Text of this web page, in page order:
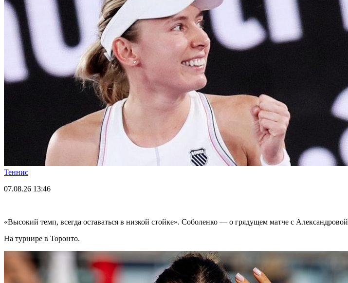
Теннис
07.08.26 13:46
«Высокий темп, всегда оставаться в низкой стойке». Соболенко — о грядущем матче с Александровой
На турнире в Торонто.